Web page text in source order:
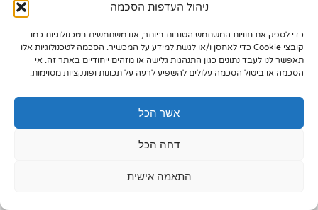
ניהול העדפות הסכמה
כדי לספק את חוויות המשתמש הטובות ביותר, אנו משתמשים בטכנולוגיות כמו
קובצי Cookie כדי לאחסן ו/או לגשת למידע על המכשיר. הסכמה לטכנולוגיות אלו
תאפשר לנו לעבד נתונים כגון התנהגות גלישה או מזהים ייחודיים באתר זה. אי
הסכמה או ביטול הסכמה עלולים להשפיע לרעה על תכונות ופונקציות מסוימות.
אשר הכל
דחה הכל
התאמה אישית
073-7028000
הפלד 7, חולון
info@extra.co.il